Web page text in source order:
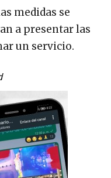
medidas se
a presentar las
un servicio.